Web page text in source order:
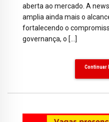
aberta ao mercado. A
amplia ainda mais o
fortalecendo o
governança, o […]
Continuar